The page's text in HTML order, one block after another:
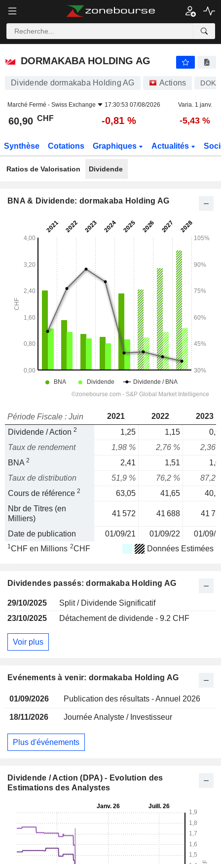
DORMAKABA HOLDING AG
Dividende dormakaba Holding AG Actions DOKA
Marché Fermé - Swiss Exchange 17:30:53 07/08/2026 Varia. 1 janv.
60,90 CHF -0,81 % -5,43 %
Synthèse Cotations Graphiques Actualités
Ratios de Valorisation Dividende
BNA & Dividende: dormakaba Holding AG
Période Fiscale : Juin 2021 2022
2023
Dividende / Action 2 1,25 1,15
Taux de rendement
1,98 % 2,76 %
2,36
BNA 2 2,41 1,51
Taux de distribution
51,9 % 76,2 %
87,2
Cours de référence 2 63,05 41,65
Nbr de Titres (en
Milliers)
41 572 41 688 41
Date de publication 01/09/21 01/09/22 01/09/
1CHF en Millions 2CHF Données Estimées
Dividendes passés: dormakaba Holding AG
29/10/2025
Split / Dividende Significatif
23/10/2025
Détachement de dividende - 9.2 CHF
Voir plus
Evénements à venir: dormakaba Holding AG
01/09/2026 Publication des résultats - Annuel 2026
18/11/2026 Journée Analyste / Investisseur
Plus d'événements
Dividende / Action (DPA) - Evolution des
Estimations des Analystes